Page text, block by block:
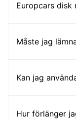
Europcars disk
Måste jag
Kan jag
Hur förlänger